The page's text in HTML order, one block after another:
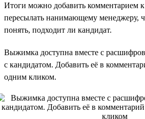
Итоги можно добавить комментарием
пересылать нанимающему менеджеру,
понять, подходит ли кандидат.
Выжимка доступна вместе с
с кандидатом. Добавить её в
одним кликом.